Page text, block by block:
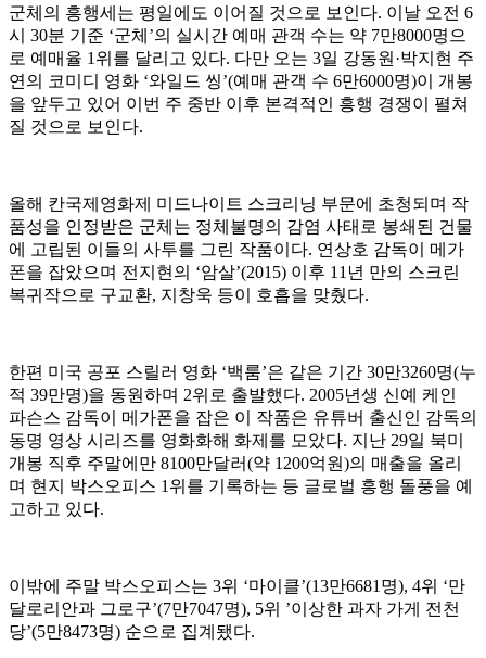
군체의 흥행세는 평일에도 이어질 것으로 보인다. 이날 오전 6
시 30분 기준 ‘군체’의 실시간 예매 관객 수는 약 7만8000명으
로 예매율 1위를 달리고 있다. 다만 오는 3일 강동원·박지현 주
연의 코미디 영화 ‘와일드 씽’(예매 관객 수 6만6000명)이 개봉
을 앞두고 있어 이번 주 중반 이후 본격적인 흥행 경쟁이 펼쳐
질 것으로 보인다.
올해 칸국제영화제 미드나이트 스크리닝 부문에 초청되며 작
품성을 인정받은 군체는 정체불명의 감염 사태로 봉쇄된 건물
에 고립된 이들의 사투를 그린 작품이다. 연상호 감독이 메가
폰을 잡았으며 전지현의 ‘암살’(2015) 이후 11년 만의 스크린
복귀작으로 구교환, 지창욱 등이 호흡을 맞췄다.
한편 미국 공포 스릴러 영화 ‘백룸’은 같은 기간 30만3260명(누
적 39만명)을 동원하며 2위로 출발했다. 2005년생 신예 케인
파슨스 감독이 메가폰을 잡은 이 작품은 유튜버 출신인 감독의
동명 영상 시리즈를 영화화해 화제를 모았다. 지난 29일 북미
개봉 직후 주말에만 8100만달러(약 1200억원)의 매출을 올리
며 현지 박스오피스 1위를 기록하는 등 글로벌 흥행 돌풍을 예
고하고 있다.
이밖에 주말 박스오피스는 3위 ‘마이클’(13만6681명), 4위 ‘만
달로리안과 그로구’(7만7047명), 5위 ’이상한 과자 가게 전천
당’(5만8473명) 순으로 집계됐다.